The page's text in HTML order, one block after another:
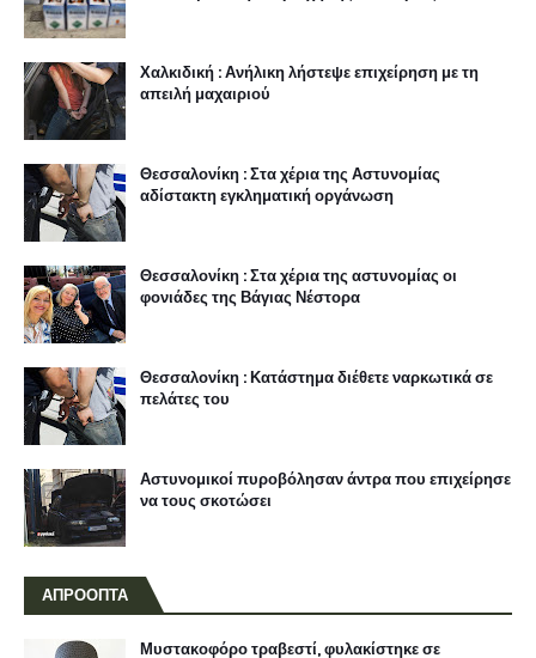
Χαλκιδική : Ανήλικη λήστεψε επιχείρηση με τη
απειλή μαχαιριού
Θεσσαλονίκη : Στα χέρια της Αστυνομίας
αδίστακτη εγκληματική οργάνωση
Θεσσαλονίκη : Στα χέρια της αστυνομίας οι
φονιάδες της Βάγιας Νέστορα
Θεσσαλονίκη : Κατάστημα διέθετε ναρκωτικά σε
πελάτες του
Αστυνομικοί πυροβόλησαν άντρα που επιχείρησε
να τους σκοτώσει
ΑΠΡΟΟΠΤΑ
Μυστακοφόρο τραβεστί, φυλακίστηκε σε